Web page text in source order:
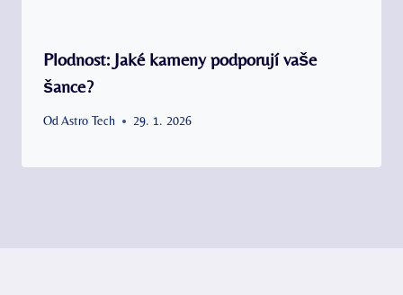
Plodnost: Jaké kameny podporují vaše
šance?
Od Astro Tech 29. 1. 2026